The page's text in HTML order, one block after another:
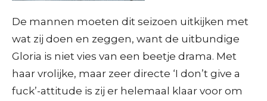
De mannen moeten dit seizoen uitkijken met
wat zij doen en zeggen, want de uitbundige
Gloria is niet vies van een beetje drama. Met
haar vrolijke, maar zeer directe ‘I don’t give a
fuck’-attitude is zij er helemaal klaar voor om